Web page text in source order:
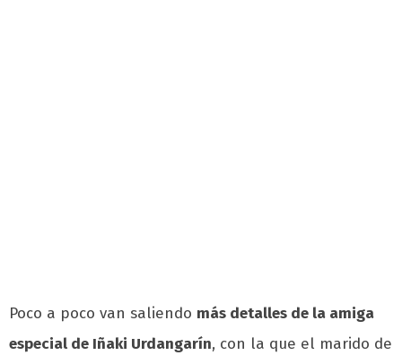
Poco a poco van saliendo más detalles de la amiga
especial de Iñaki Urdangarín, con la que el marido de